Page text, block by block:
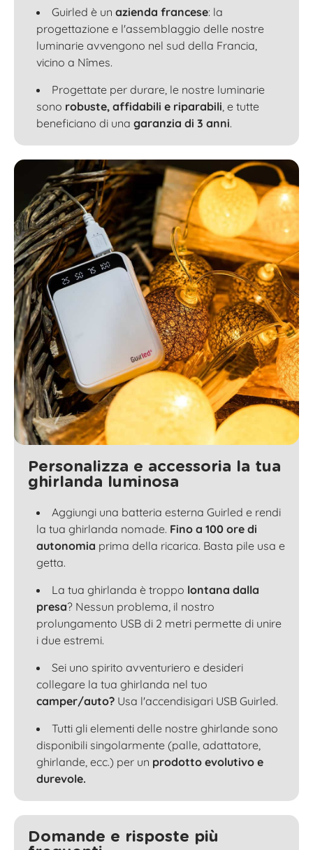
Guirled è un azienda francese: la
progettazione e l'assemblaggio delle nostre
luminarie avvengono nel sud della Francia,
vicino a Nîmes.
Progettate per durare, le nostre luminarie
sono robuste, affidabili e riparabili, e tutte
beneficiano di una garanzia di 3 anni.
Personalizza e accessoria la tua
ghirlanda luminosa
Aggiungi una batteria esterna Guirled e rendi
la tua ghirlanda nomade. Fino a 100 ore di
autonomia prima della ricarica. Basta pile usa e
getta.
La tua ghirlanda è troppo lontana dalla
presa? Nessun problema, il nostro
prolungamento USB di 2 metri permette di unire
i due estremi.
Sei uno spirito avventuriero e desideri
collegare la tua ghirlanda nel tuo
camper/auto? Usa l'accendisigari USB Guirled.
Tutti gli elementi delle nostre ghirlande sono
disponibili singolarmente (palle, adattatore,
ghirlande, ecc.) per un prodotto evolutivo e
durevole.
Domande e risposte più